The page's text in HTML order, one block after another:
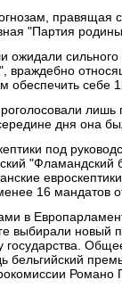
правящая
"Партия
ожидали
враждебно
обеспечить себе
лишь
дня она
под
16 мандатов
в
выбирали новый
государства.
бельгийский
Романо